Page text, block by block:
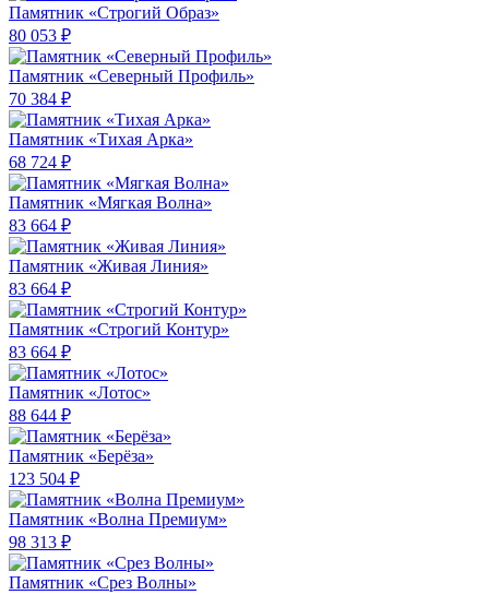
Памятник «Строгий Образ»
80 053 ₽
Памятник «Северный Профиль»
70 384 ₽
Памятник «Тихая Арка»
68 724 ₽
Памятник «Мягкая Волна»
83 664 ₽
Памятник «Живая Линия»
83 664 ₽
Памятник «Строгий Контур»
83 664 ₽
Памятник «Лотос»
88 644 ₽
Памятник «Берёза»
123 504 ₽
Памятник «Волна Премиум»
98 313 ₽
Памятник «Срез Волны»